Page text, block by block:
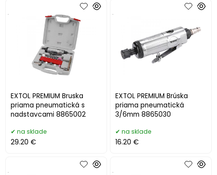
EXTOL PREMIUM Bruska
priama pneumatická s
nadstavcami 8865002
.
na sklade
29.20 €
EXTOL PREMIUM Brúska
priama pneumatická
3/6mm 8865030
.
na sklade
16.20 €
. .